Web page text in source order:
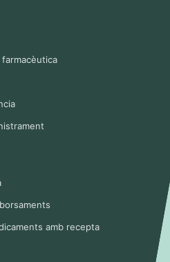
amb recepta